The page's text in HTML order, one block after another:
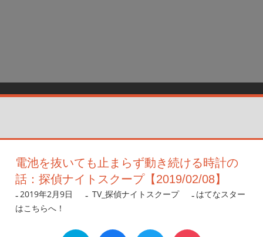
電池を抜いても止まらず動き続ける時計の
話：探偵ナイトスクープ【2019/02/08】
2019年2月9日 nanigoto
TV_探偵ナイトスクープ
はてなスター
はこちらへ！